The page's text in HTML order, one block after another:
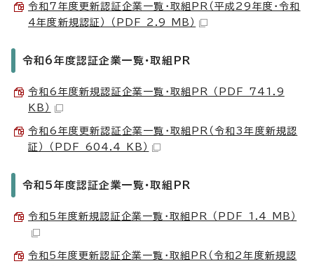
令和7年度更新認証企業一覧・取組PR（平成29年度・令和
4年度新規認証） （PDF 2.9 MB）
令和6年度認証企業一覧・取組PR
令和6年度新規認証企業一覧・取組PR （PDF 741.9
KB）
令和6年度更新認証企業一覧・取組PR（令和3年度新規認
証） （PDF 604.4 KB）
令和5年度認証企業一覧・取組PR
令和5年度新規認証企業一覧・取組PR （PDF 1.4 MB）
令和5年度更新認証企業一覧・取組PR（令和2年度新規認